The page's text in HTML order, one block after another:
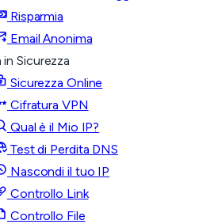
Risparmia
Email Anonima
in Sicurezza
Sicurezza Online
Cifratura VPN
Qual è il Mio IP?
Test di Perdita DNS
Nascondi il tuo IP
Controllo Link
Controllo File